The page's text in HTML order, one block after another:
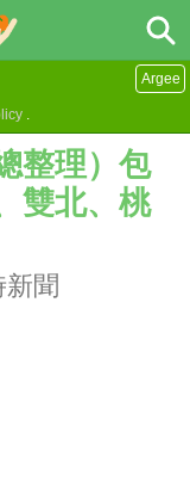
.
Argee
整理）包
雙北、桃
新聞